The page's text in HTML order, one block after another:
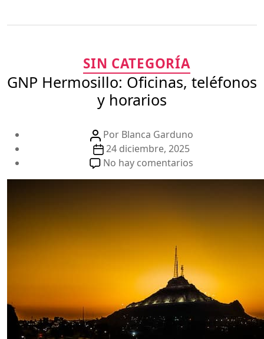
Categorías
SIN CATEGORÍA
GNP Hermosillo: Oficinas, teléfonos
y horarios
Autor
de
la
publicación
Por Blanca Garduno
Fecha
de
la
24 diciembre, 2025
No hay comentarios
GNP
y